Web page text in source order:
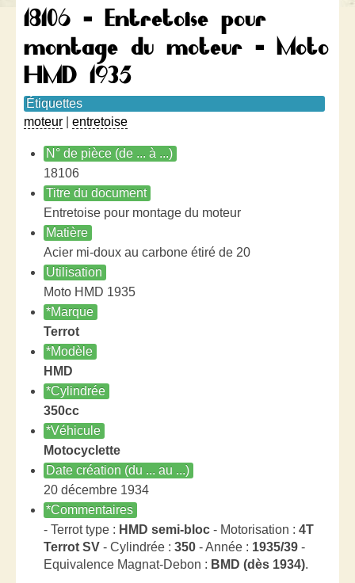
18106 - Entretoise pour
montage du moteur - Moto
HMD 1935
Étiquettes
moteur
entretoise
N° de pièce (de ... à ...)
18106
Titre du document
Entretoise pour montage du moteur
Matière
Acier mi-doux au carbone étiré de 20
Utilisation
Moto HMD 1935
*Marque
Terrot
*Modèle
HMD
*Cylindrée
350cc
*Véhicule
Motocyclette
Date création (du ... au ...)
20 décembre 1934
*Commentaires
- Terrot type : HMD semi-bloc - Motorisation : 4T
Terrot SV - Cylindrée : 350 - Année : 1935/39 -
Equivalence Magnat-Debon : BMD (dès 1934).